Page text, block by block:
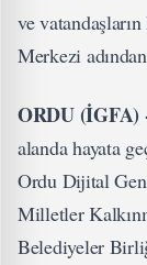
ve
Merkezi
ORDU
alanda hayata
Ordu Dijital
Milletler
Belediyeler